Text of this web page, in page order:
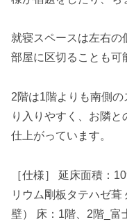
就寝スペースは左右の
部屋に区切ることも可
2階は1階よりも南側
り入りやすく、お隣
仕上がっています。
［仕様］ 延床面積：
リウム剛板タテハゼ
壁） 床：1階、2階_富